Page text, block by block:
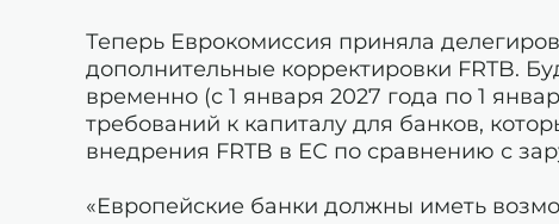
Теперь Еврокомиссия приняла
дополнительные корректировки FRTB.
временно (с 1 января 2027 года по 1
требований к капиталу для банков,
внедрения FRTB в ЕС по сравнению с
«Европейские банки должны иметь